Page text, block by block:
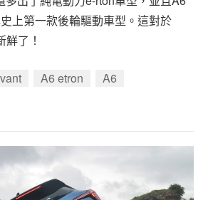
上第一款後輪驅動車型。這對於
了！
A6 etron
A6